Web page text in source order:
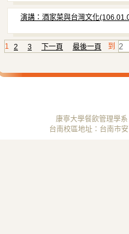
演講：酒家菜與台灣文化
1 2 3 下一頁 最後一頁 到
康寧大學餐飲管理學
台南校區地址：台南市